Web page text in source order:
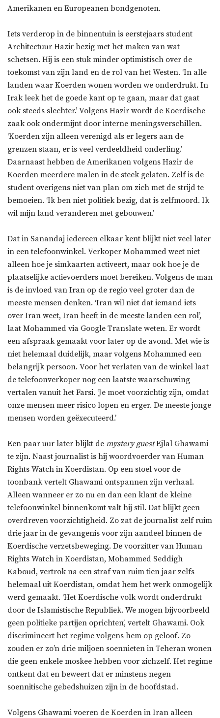
Amerikanen en Europeanen bondgenoten.
Iets verderop in de binnentuin is eerstejaars student
Architectuur Hazir bezig met het maken van wat
schetsen. Hij is een stuk minder optimistisch over de
toekomst van zijn land en de rol van het Westen. ‘In alle
landen waar Koerden wonen worden we onderdrukt. In
Irak leek het de goede kant op te gaan, maar dat gaat
ook steeds slechter.’ Volgens Hazir wordt de Koerdische
zaak ook ondermijnt door interne meningsverschillen.
‘Koerden zijn alleen verenigd als er legers aan de
grenzen staan, er is veel verdeeldheid onderling.’
Daarnaast hebben de Amerikanen volgens Hazir de
Koerden meerdere malen in de steek gelaten. Zelf is de
student overigens niet van plan om zich met de strijd te
bemoeien. ‘Ik ben niet politiek bezig, dat is zelfmoord. Ik
wil mijn land veranderen met gebouwen.’
Dat in Sanandaj iedereen elkaar kent blijkt niet veel later
in een telefoonwinkel. Verkoper Mohammed weet niet
alleen hoe je simkaarten activeert, maar ook hoe je de
plaatselijke actievoerders moet bereiken. Volgens de man
is de invloed van Iran op de regio veel groter dan de
meeste mensen denken. ‘Iran wil niet dat iemand iets
over Iran weet, Iran heeft in de meeste landen een rol’,
laat Mohammed via Google Translate weten. Er wordt
een afspraak gemaakt voor later op de avond. Met wie is
niet helemaal duidelijk, maar volgens Mohammed een
belangrijk persoon. Voor het verlaten van de winkel laat
de telefoonverkoper nog een laatste waarschuwing
vertalen vanuit het Farsi. ‘Je moet voorzichtig zijn, omdat
onze mensen meer risico lopen en erger. De meeste jonge
mensen worden geëxecuteerd.’
Een paar uur later blijkt de mystery guestEjlal Ghawami
te zijn. Naast journalist is hij woordvoerder van Human
Rights Watch in Koerdistan. Op een stoel voor de
toonbank vertelt Ghawami ontspannen zijn verhaal.
Alleen wanneer er zo nu en dan een klant de kleine
telefoonwinkel binnenkomt valt hij stil. Dat blijkt geen
overdreven voorzichtigheid. Zo zat de journalist zelf ruim
drie jaar in de gevangenis voor zijn aandeel binnen de
Koerdische verzetsbeweging. De voorzitter van Human
Rights Watch in Koerdistan, Mohammed Seddigh
Kaboud, vertrok na een straf van ruim tien jaar zelfs
helemaal uit Koerdistan, omdat hem het werk onmogelijk
werd gemaakt. ‘Het Koerdische volk wordt onderdrukt
door de Islamistische Republiek. We mogen bijvoorbeeld
geen politieke partijen oprichten’, vertelt Ghawami. Ook
discrimineert het regime volgens hem op geloof. Zo
zouden er zo’n drie miljoen soennieten in Teheran wonen
die geen enkele moskee hebben voor zichzelf. Het regime
ontkent dat en beweert dat er minstens negen
soennitische gebedshuizen zijn in de hoofdstad.
Volgens Ghawami voeren de Koerden in Iran alleen